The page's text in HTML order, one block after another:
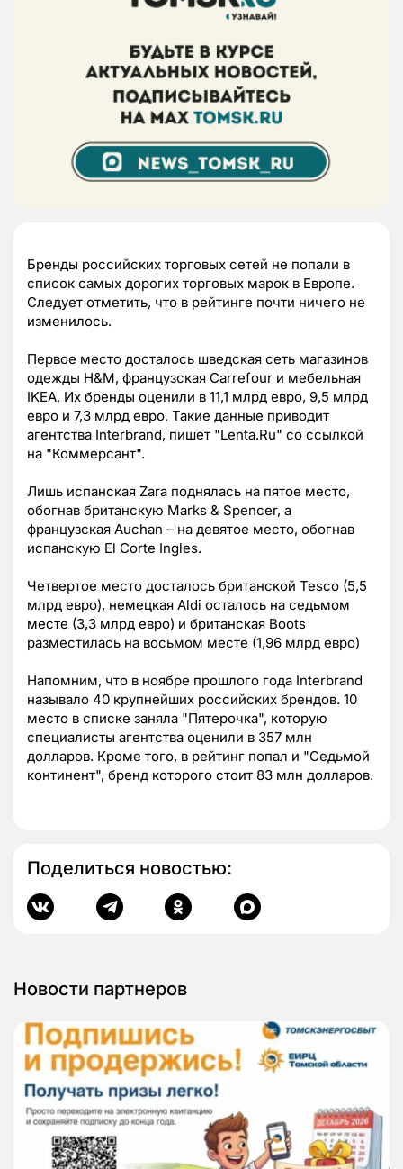
Бренды российских торговых сетей не попали в
список самых дорогих торговых марок в Европе.
Следует отметить, что в рейтинге почти ничего не
изменилось.
Первое место досталось шведская сеть магазинов
одежды H&M, французская Carrefour и мебельная
IKEA. Их бренды оценили в 11,1 млрд евро, 9,5 млрд
евро и 7,3 млрд евро. Такие данные приводит
агентства Interbrand, пишет "Lenta.Ru" со ссылкой
на "Коммерсант".
Лишь испанская Zara поднялась на пятое место,
обогнав британскую Marks & Spencer, а
французская Auchan – на девятое место, обогнав
испанскую El Corte Ingles.
Четвертое место досталось британской Tesco (5,5
млрд евро), немецкая Aldi осталось на седьмом
месте (3,3 млрд евро) и британская Boots
разместилась на восьмом месте (1,96 млрд евро)
Напомним, что в ноябре прошлого года Interbrand
называло 40 крупнейших российских брендов. 10
место в списке заняла "Пятерочка", которую
специалисты агентства оценили в 357 млн
долларов. Кроме того, в рейтинг попал и "Седьмой
континент", бренд которого стоит 83 млн долларов.
Поделиться новостью:
Новости партнеров